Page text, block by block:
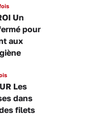
Un
pour
aux
Les
dans
filets